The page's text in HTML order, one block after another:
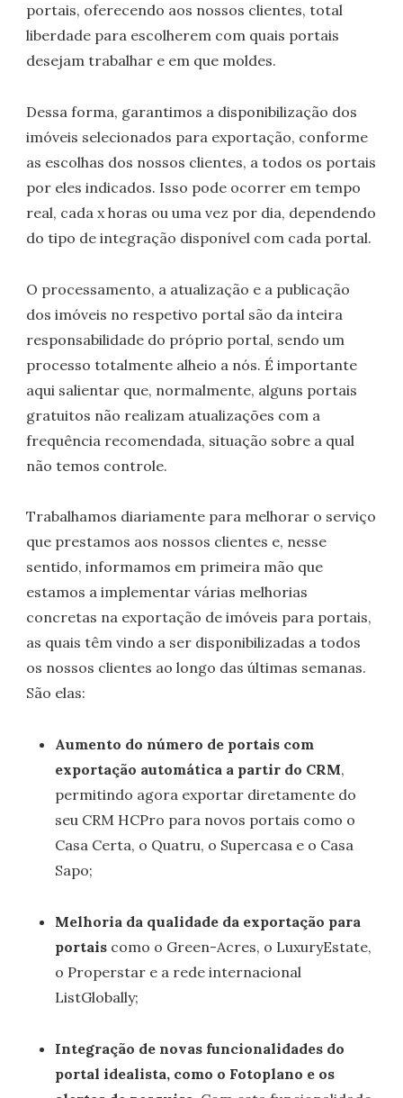
portais, oferecendo aos nossos clientes, total
liberdade para escolherem com quais portais
desejam trabalhar e em que moldes.
Dessa forma, garantimos a disponibilização dos
imóveis selecionados para exportação, conforme
as escolhas dos nossos clientes, a todos os portais
por eles indicados. Isso pode ocorrer em tempo
real, cada x horas ou uma vez por dia, dependendo
do tipo de integração disponível com cada portal.
O processamento, a atualização e a publicação
dos imóveis no respetivo portal são da inteira
responsabilidade do próprio portal, sendo um
processo totalmente alheio a nós. É importante
aqui salientar que, normalmente, alguns portais
gratuitos não realizam atualizações com a
frequência recomendada, situação sobre a qual
não temos controle.
Trabalhamos diariamente para melhorar o serviço
que prestamos aos nossos clientes e, nesse
sentido, informamos em primeira mão que
estamos a implementar várias melhorias
concretas na exportação de imóveis para portais,
as quais têm vindo a ser disponibilizadas a todos
os nossos clientes ao longo das últimas semanas.
São elas:
Aumento do número de portais com
exportação automática a partir do CRM,
permitindo agora exportar diretamente do
seu CRM HCPro para novos portais como o
Casa Certa, o Quatru, o Supercasa e o Casa
Sapo;
Melhoria da qualidade da exportação para
portais como o Green-Acres, o LuxuryEstate,
o Properstar e a rede internacional
ListGlobally;
Integração de novas funcionalidades do
portal idealista, como o Fotoplano e os